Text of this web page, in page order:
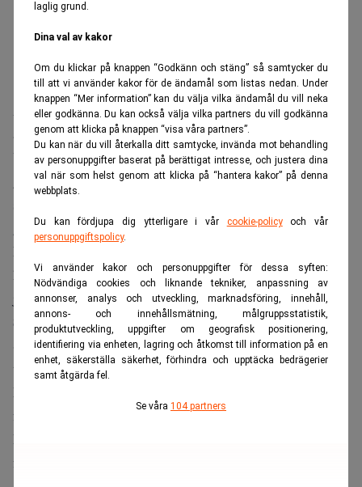
laglig grund.
Dina val av kakor
Om du klickar på knappen “Godkänn och stäng” så samtycker du
till att vi använder kakor för de ändamål som listas nedan. Under
knappen “Mer information” kan du välja vilka ändamål du vill neka
eller godkänna. Du kan också välja vilka partners du vill godkänna
genom att klicka på knappen “visa våra partners”.
Du kan när du vill återkalla ditt samtycke, invända mot behandling
av personuppgifter baserat på berättigat intresse, och justera dina
val när som helst genom att klicka på “hantera kakor” på denna
webbplats.
Du kan fördjupa dig ytterligare i vår cookie-policyoch vår
personuppgiftspolicy.
Vi använder kakor och personuppgifter för dessa syften:
Nödvändiga cookies och liknande tekniker, anpassning av
annonser, analys och utveckling, marknadsföring, innehåll,
annons- och innehållsmätning, målgruppsstatistik,
produktutveckling, uppgifter om geografisk positionering,
identifiering via enheten, lagring och åtkomst till information på en
enhet, säkerställa säkerhet, förhindra och upptäcka bedrägerier
samt åtgärda fel.
Se våra 104 partners
Allt fler sydkoreanska föräldrar öppnar investeringskonton
åt sina barn redan under det första levnadsåret.
Utvecklingen drivs av såväl en stark börsuppgång som
gynnsamma skatteregler och en växande tro på långsiktigt
generationer.
Enligt landets största mäklarhus, Mirae Asset Securities,
har antalet depåer för barn under ett år nästan tredubblats
jämfört med samma period i fjol, skriverCNBC
Stort aktieintresse
Samtidigt ökade antalet nyöppnade konton för barn upp
till nio år med nära 60 procent till omkring 185 000.
Många föräldrar väljer att investera regelbundet i stället
för att sätta in pengar på traditionella sparkonton.
Fokus ligger ofta på breda indexfonder och börshandlade
fonder med exponering mot den amerikanska